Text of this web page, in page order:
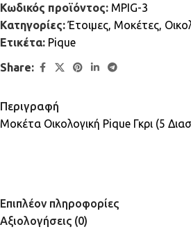
Κωδικός προϊόντος: MPIG-3
Κατηγορίες: Έτοιμες, Μοκέτες,
Ετικέτα: Pique
Share:
Περιγραφή
Μοκέτα Οικολογική Pique Γκρι (5
Επιπλέον πληροφορίες
Αξιολογήσεις (0)